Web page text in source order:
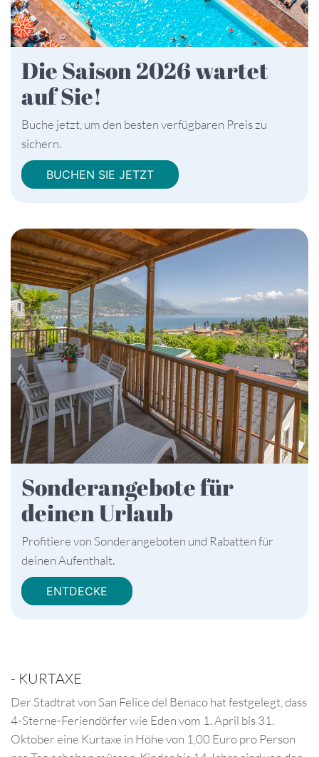
Die Saison 2026 wartet
auf Sie!
Buche jetzt, um den besten verfügbaren Preis zu
sichern.
BUCHEN SIE JETZT
Sonderangebote für
deinen Urlaub
Profitiere von Sonderangeboten und Rabatten für
deinen Aufenthalt.
ENTDECKE
- KURTAXE
Der Stadtrat von San Felice del Benaco hat festgelegt, dass
4-Sterne-Feriendörfer wie Eden vom 1. April bis 31.
Oktober eine Kurtaxe in Höhe von 1,00 Euro pro Person